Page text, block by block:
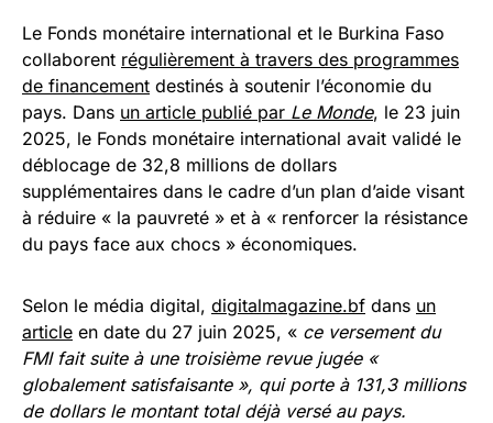
Le Fonds monétaire international et le Burkina Faso
collaborent régulièrement à travers des programmes
de financement destinés à soutenir l’économie du
pays. Dans un article publié par Le Monde, le 23 juin
2025, le Fonds monétaire international avait validé le
déblocage de 32,8 millions de dollars
supplémentaires dans le cadre d’un plan d’aide visant
à réduire « la pauvreté » et à « renforcer la résistance
du pays face aux chocs » économiques.
Selon le média digital, digitalmagazine.bf dans un
article en date du 27 juin 2025, « ce versement du
FMI fait suite à une troisième revue jugée «
globalement satisfaisante », qui porte à 131,3 millions
de dollars le montant total déjà versé au pays.